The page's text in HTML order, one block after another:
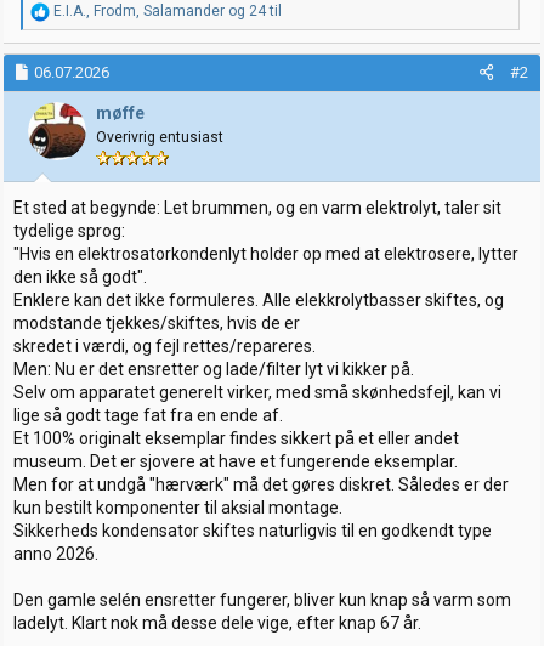
R
e
a
k
s
j
o
n
e
r
:
E.I.A., Frodm, Salamander og 24 til
06.07.2026 #2
møffe
Overivrig entusiast
Et sted at begynde: Let brummen, og en varm elektrolyt, taler sit
tydelige sprog:
"Hvis en elektrosatorkondenlyt holder op med at elektrosere, lytter
den ikke så godt".
Enklere kan det ikke formuleres. Alle elekkrolytbasser skiftes, og
modstande tjekkes/skiftes, hvis de er
skredet i værdi, og fejl rettes/repareres.
Men: Nu er det ensretter og lade/filter lyt vi kikker på.
Selv om apparatet generelt virker, med små skønhedsfejl, kan vi
lige så godt tage fat fra en ende af.
Et 100% originalt eksemplar findes sikkert på et eller andet
museum. Det er sjovere at have et fungerende eksemplar.
Men for at undgå "hærværk" må det gøres diskret. Således er der
kun bestilt komponenter til aksial montage.
Sikkerheds kondensator skiftes naturligvis til en godkendt type
anno 2026.
Den gamle selén ensretter fungerer, bliver kun knap så varm som
ladelyt. Klart nok må desse dele vige, efter knap 67 år.